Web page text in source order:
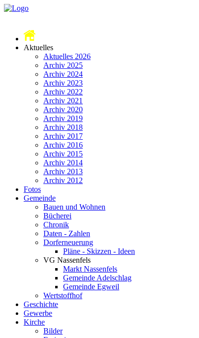
Aktuelles
Aktuelles 2026
Archiv 2025
Archiv 2024
Archiv 2023
Archiv 2022
Archiv 2021
Archiv 2020
Archiv 2019
Archiv 2018
Archiv 2017
Archiv 2016
Archiv 2015
Archiv 2014
Archiv 2013
Archiv 2012
Fotos
Gemeinde
Bauen und Wohnen
Bücherei
Chronik
Daten - Zahlen
Dorferneuerung
Pläne - Skizzen - Ideen
VG Nassenfels
Markt Nassenfels
Gemeinde Adelschlag
Gemeinde Egweil
Wertstoffhof
Geschichte
Gewerbe
Kirche
Bilder